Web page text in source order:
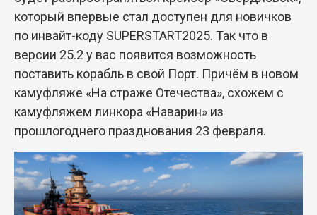
который впервые стал доступен для новичков
по инвайт-коду SUPERSTART2025. Так что в
версии 25.2 у вас появится возможность
поставить корабль в свой Порт. Причём в новом
камуфляже «На страже Отечества», схожем с
камуфляжем линкора «Наварин» из
прошлогоднего празднования 23 февраля.